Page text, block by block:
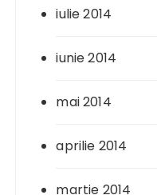
iulie 2014
iunie 2014
mai 2014
aprilie 2014
martie 2014